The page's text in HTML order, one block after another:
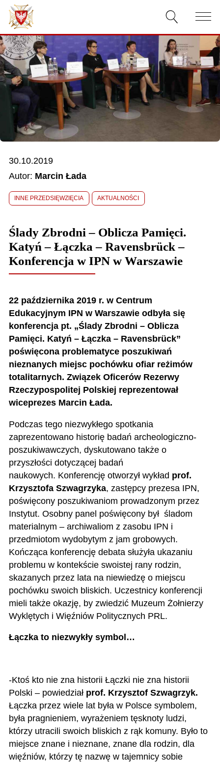
AKTUALNOŚCI
O ZWIĄZKU
DOKUMENTY
WŁADZE
RELACJE FILMOWE
KONKURSY
30.10.2019
Autor: Marcin Łada
INNE PRZEDSIĘWZIĘCIA AKTUALNOŚCI
Ślady Zbrodni – Oblicza Pamięci.
Katyń – Łączka – Ravensbrück –
Konferencja w IPN w Warszawie
22 października 2019 r. w Centrum
Edukacyjnym IPN w Warszawie odbyła się
konferencja pt. „Ślady Zbrodni – Oblicza
Pamięci. Katyń – Łączka – Ravensbrück”
poświęcona problematyce poszukiwań
nieznanych miejsc pochówku ofiar reżimów
totalitarnych. Związek Oficerów Rezerwy
Rzeczypospolitej Polskiej reprezentował
wiceprezes Marcin Łada.
Podczas tego niezwykłego spotkania
zaprezentowano historię badań archeologiczno-
poszukiwawczych, dyskutowano także o
przyszłości dotyczącej badań
naukowych. Konferencję otworzył wykład prof.
Krzysztofa Szwagrzyka, zastępcy prezesa IPN,
poświęcony poszukiwaniom prowadzonym przez
Instytut. Osobny panel poświęcony był śladom
materialnym – archiwaliom z zasobu IPN i
przedmiotom wydobytym z jam grobowych.
Kończąca konferencję debata służyła ukazaniu
problemu w kontekście swoistej rany rodzin,
skazanych przez lata na niewiedzę o miejscu
pochówku swoich bliskich. Uczestnicy konferencji
mieli także okazję, by zwiedzić Muzeum Żołnierzy
Wyklętych i Więźniów Politycznych PRL.
Łączka to niezwykły symbol…
-Ktoś kto nie zna historii Łączki nie zna historii
Polski – powiedział prof. Krzysztof Szwagrzyk.
Łączka przez wiele lat była w Polsce symbolem,
była pragnieniem, wyrażeniem tęsknoty ludzi,
którzy utracili swoich bliskich z rąk komuny. Było to
miejsce znane i nieznane, znane dla rodzin, dla
więźniów, którzy tę nazwęw tajemnicy sobie